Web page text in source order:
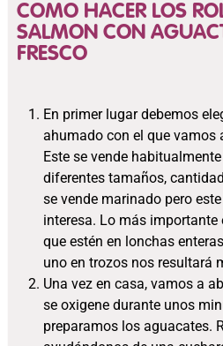
COMO HACER LOS
SALMON CON
FRESCO
En primer lugar debemos
ahumado con el que vamos
Este se vende
diferentes tamaños,
se vende marinado pero
interesa. Lo más importante
que estén en lonchas
uno en trozos nos resultará
Una vez en casa, vamos a
se oxigene durante unos
preparamos los aguacates.